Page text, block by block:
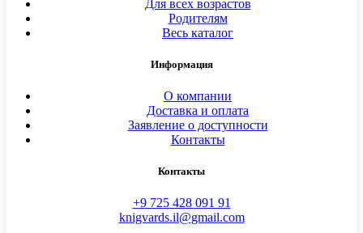
Для всех возрастов
Родителям
Весь каталог
Информация
О компании
Доставка и оплата
Заявление о доступности
Контакты
Контакты
+9 725 428 091 91
knigvards.il@gmail.com